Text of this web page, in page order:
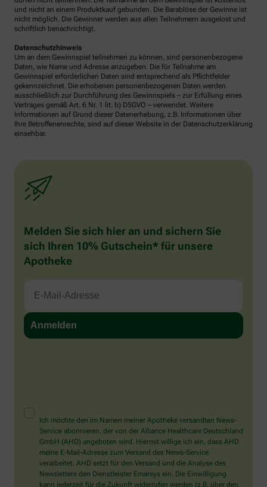
und nicht an einem Produktkauf gebunden. Die Barablöse der Gewinne ist
nicht möglich. Die Gewinner werden aus allen Teilnehmern ausgelost und
schriftlich benachrichtigt.
Datenschutzhinweis
Um an dem Gewinnspiel teilnehmen zu können, sind personenbezogene
Daten, wie Name und Adresse anzugeben. Die für Teilnahme am
Gewinnspiel erforderlichen Daten sind entsprechend als Pflichtfelder
gekennzeichnet. Die erhobenen personenbezogenen Daten werden
ausschließlich zur Durchführung des Gewinnspiels – zur Erfüllung eines
Vertrages gemäß Art. 6 Nr. 1 lit. b) DSGVO – verwendet. Weitere
Informationen auf Grund dieser Datenerhebung, z.B. Informationen über
Ihre Betroffenenrechte, sind auf dieser Website in der Datenschutzerklärung
einsehbar.
Melden Sie sich hier an und sichern Sie
sich Ihren 10% Gutschein* für unsere
Apotheke
wählen
Sie
bitte
Flagge.
GmbH (AHD) angeboten wird. Hiermit willige ich ein, dass AHD
meine E-Mail-Adresse zum Versand des News-Service
verarbeitet. AHD setzt für den Versand und die Analyse des
Newsletters den Dienstleister Emarsys ein. Die Einwilligung
kann jederzeit für die Zukunft widerrufen werden (z.B. über den
Abmelde-Link in jedem Newsletter). Die sonstigen
Kontaktmöglichkeiten dafür und weitere Angaben zur